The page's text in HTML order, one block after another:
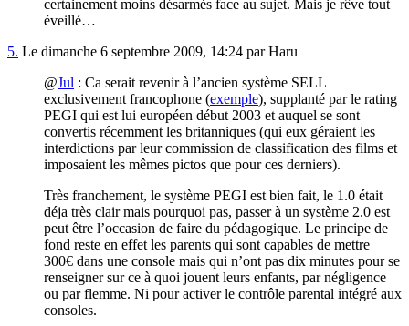
certainement moins désarmés face au sujet. Mais je rêve tout
éveillé…
5. Le dimanche 6 septembre 2009, 14:24 par Haru
@Jul : Ca serait revenir à l’ancien système SELL
exclusivement francophone (exemple), supplanté par le rating
PEGI qui est lui européen début 2003 et auquel se sont
convertis récemment les britanniques (qui eux géraient les
interdictions par leur commission de classification des films et
imposaient les mêmes pictos que pour ces derniers).
Très franchement, le système PEGI est bien fait, le 1.0 était
déja très clair mais pourquoi pas, passer à un système 2.0 est
peut être l’occasion de faire du pédagogique. Le principe de
fond reste en effet les parents qui sont capables de mettre
300€ dans une console mais qui n’ont pas dix minutes pour se
renseigner sur ce à quoi jouent leurs enfants, par négligence
ou par flemme. Ni pour activer le contrôle parental intégré aux
consoles.